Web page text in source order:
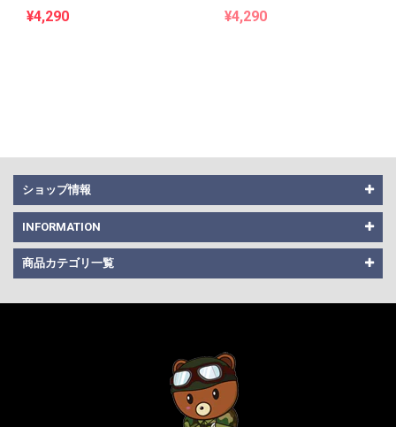
¥4,290 ¥4,290
ショップ情報
INFORMATION
商品カテゴリ一覧